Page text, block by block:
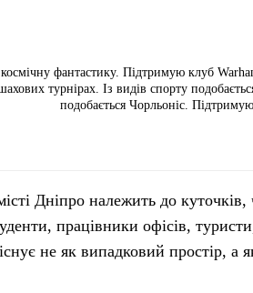
фантастику. Підтримую клуб
турнірах. Із видів спорту
подобається Чорльоніс.
Дніпро належить до
працівники офісів,
не як випадковий простір, а